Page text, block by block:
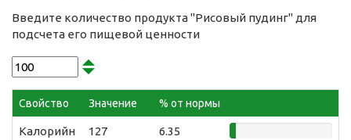
Введите количество продукта "Рисовый пудинг" для
подсчета его пищевой ценности
Свойство Значение % от нормы
Калорийн
127 6.35